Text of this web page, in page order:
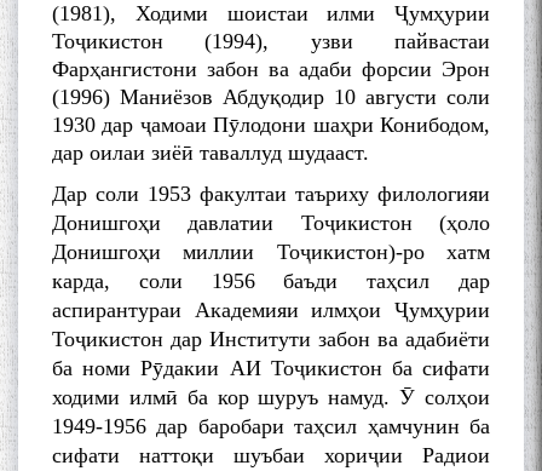
(1981), Ходими шоистаи илми Ҷумҳурии
Тоҷикистон (1994), узви пайвастаи
Фарҳангистони забон ва адаби форсии Эрон
(1996) Маниёзов Абдуқодир 10 августи соли
1930 дар ҷамоаи Пӯлодони шаҳри Конибодом,
дар оилаи зиёӣ таваллуд шудааст.
Дар соли 1953 факултаи таъриху филологияи
Донишгоҳи давлатии Тоҷикистон (ҳоло
Донишгоҳи миллии Тоҷикистон)-ро хатм
карда, соли 1956 баъди таҳсил дар
аспирантураи Академияи илмҳои Ҷумҳурии
Тоҷикистон дар Институти забон ва адабиёти
ба номи Рӯдакии АИ Тоҷикистон ба сифати
ходими илмӣ ба кор шуруъ намуд. Ӯ солҳои
1949-1956 дар баробари таҳсил ҳамчунин ба
сифати наттоқи шуъбаи хориҷии Радиои